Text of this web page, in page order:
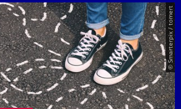
© Smarterpix / tomert